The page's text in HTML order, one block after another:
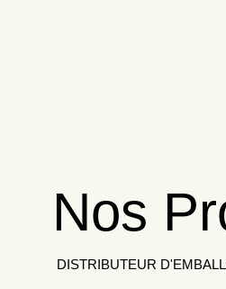
Nos
DISTRIBUTEUR